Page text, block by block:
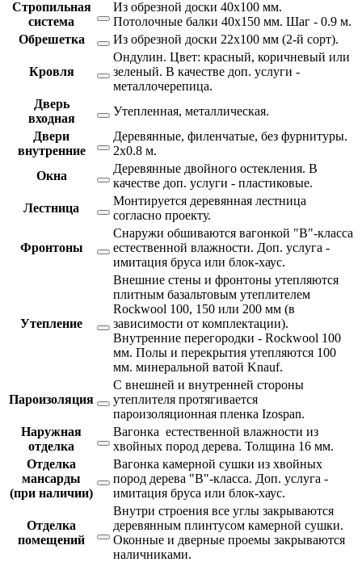
Стропильная
система
Из обрезной доски 40х100 мм.
Потолочные балки 40х150 мм. Шаг - 0.9 м.
Обрешетка
Из обрезной доски 22х100 мм (2-й сорт).
Кровля
Ондулин. Цвет: красный, коричневый или
зеленый. В качестве доп. услуги -
металлочерепица.
Дверь
входная
Утепленная, металлическая.
Двери
внутренние
Деревянные, филенчатые, без фурнитуры.
2х0.8 м.
Окна
Деревянные двойного остекления. В
качестве доп. услуги - пластиковые.
Лестница
Монтируется деревянная лестница
согласно проекту.
Фронтоны
Снаружи обшиваются вагонкой "В"-класса
естественной влажности. Доп. услуга -
имитация бруса или блок-хаус.
Утепление
Внешние стены и фронтоны утепляются
плитным базальтовым утеплителем
Rockwool 100, 150 или 200 мм (в
зависимости от комплектации).
Внутренние перегородки - Rockwool 100
мм. Полы и перекрытия утепляются 100
мм. минеральной ватой Knauf.
Пароизоляция
С внешней и внутренней стороны
утеплителя протягивается
пароизоляционная пленка Izospan.
Наружная
отделка
Вагонка естественной влажности из
хвойных пород дерева. Толщина 16 мм.
Отделка
мансарды
(при наличии)
Вагонка камерной сушки из хвойных
пород дерева "В"-класса. Доп. услуга -
имитация бруса или блок-хаус.
Отделка
помещений
Внутри строения все углы закрываются
деревянным плинтусом камерной сушки.
Оконные и дверные проемы закрываются
наличниками.